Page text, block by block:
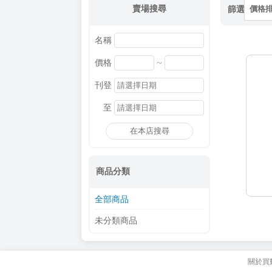
賣場搜尋
名稱
價格 ~
刊登
至
在本店搜尋
商品分類
全部商品
未分類商品
篩選 價格
關於買